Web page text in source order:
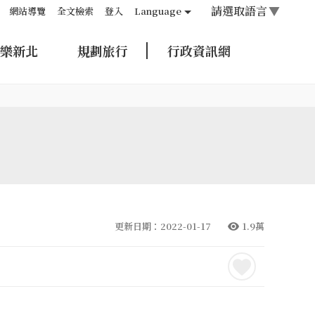
網站導覽 全文檢索 登入 Language 請選取語言▼
新北 規劃旅行 行政資訊網
更新日期：2022-01-17 1.9萬